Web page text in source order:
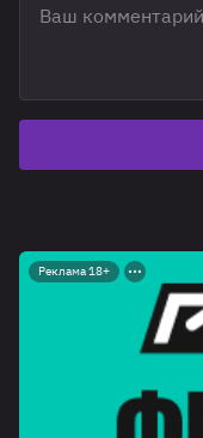
Реклама 18+